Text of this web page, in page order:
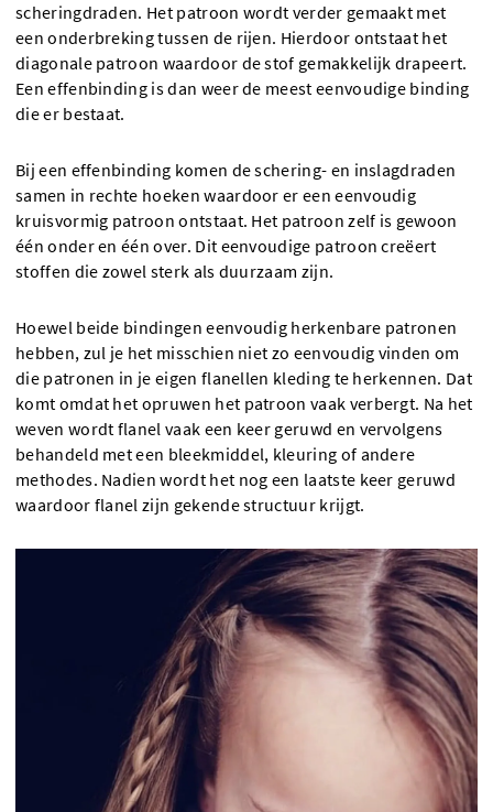
scheringdraden. Het patroon wordt verder gemaakt met
een onderbreking tussen de rijen. Hierdoor ontstaat het
diagonale patroon waardoor de stof gemakkelijk drapeert.
Een effenbinding is dan weer de meest eenvoudige binding
die er bestaat.
Bij een effenbinding komen de schering- en inslagdraden
samen in rechte hoeken waardoor er een eenvoudig
kruisvormig patroon ontstaat. Het patroon zelf is gewoon
één onder en één over. Dit eenvoudige patroon creëert
stoffen die zowel sterk als duurzaam zijn.
Hoewel beide bindingen eenvoudig herkenbare patronen
hebben, zul je het misschien niet zo eenvoudig vinden om
die patronen in je eigen flanellen kleding te herkennen. Dat
komt omdat het opruwen het patroon vaak verbergt. Na het
weven wordt flanel vaak een keer geruwd en vervolgens
behandeld met een bleekmiddel, kleuring of andere
methodes. Nadien wordt het nog een laatste keer geruwd
waardoor flanel zijn gekende structuur krijgt.